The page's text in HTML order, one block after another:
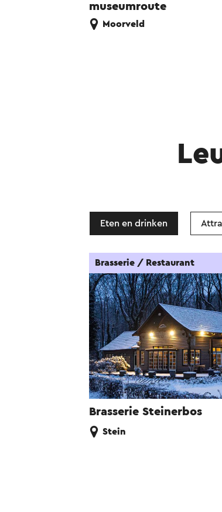
museumroute
Moorveld
Eten en drinken
Brasserie Steinerbos
Brasserie / Restaurant
Stein